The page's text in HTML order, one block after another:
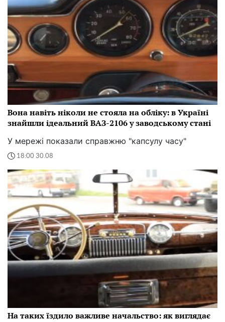
Вона навіть ніколи не стояла на обліку: в Україні
знайшли ідеальний ВАЗ-2106 у заводському стані
У мережі показали справжню "капсулу часу"
18:00 30.08
На таких їздило важливе начальство: як виглядає